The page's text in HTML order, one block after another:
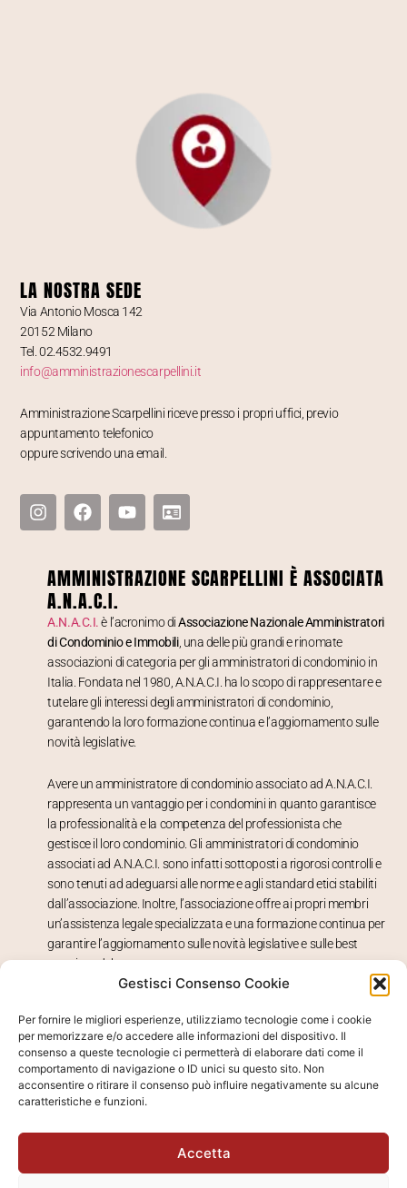
Gestisci Consenso Cookie
Per fornire le migliori esperienze, utilizziamo tecnologie come i cookie
per memorizzare e/o accedere alle informazioni del dispositivo. Il
consenso a queste tecnologie ci permetterà di elaborare dati come il
comportamento di navigazione o ID unici su questo sito. Non
acconsentire o ritirare il consenso può influire negativamente su alcune
caratteristiche e funzioni.
Accetta
LA NOSTRA SEDE
Via Antonio Mosca 142
20152 Milano
Tel. 02.4532.9491
info@amministrazionescarpellini.it
Amministrazione Scarpellini riceve presso i propri uffici, previo
appuntamento telefonico
oppure scrivendo una email.
AMMINISTRAZIONE SCARPELLINI È ASSOCIATA
A.N.A.C.I.
A.N.A.C.I. è l’acronimo diAssociazione Nazionale Amministratori
di Condominio e Immobili, una delle più grandi e rinomate
associazioni di categoria per gli amministratori di condominio in
Italia. Fondata nel 1980, A.N.A.C.I. ha lo scopo di rappresentare e
tutelare gli interessi degli amministratori di condominio,
garantendo la loro formazione continua e l’aggiornamento sulle
novità legislative.
Avere un amministratore di condominio associato ad A.N.A.C.I.
rappresenta un vantaggio per i condomini in quanto garantisce
la professionalità e la competenza del professionista che
gestisce il loro condominio. Gli amministratori di condominio
associati ad A.N.A.C.I. sono infatti sottoposti a rigorosi controlli e
sono tenuti ad adeguarsi alle norme e agli standard etici stabiliti
dall’associazione. Inoltre, l’associazione offre ai propri membri
un’assistenza legale specializzata e una formazione continua per
garantire l’aggiornamento sulle novità legislative e sulle best
practices del settore.
significa avere un professionista altamente qualificato e
competente, che garantisce la gestione del condominio in piena
regola con la normativa vigente e che saprà rispondere a tutte le
esigenze dei condomini.
Numero di iscrizione: 10046